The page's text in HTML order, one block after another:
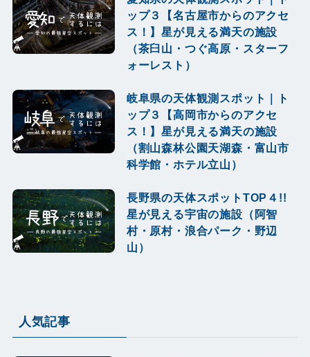
ップ３【名古屋市からのアクセ
ス！】星が見える満天の施設
（茶臼山・つぐ高原・スターフ
ォーレスト）
岐阜県の天体観測スポット｜ト
ップ３【高岡市からのアクセ
ス！】星が見える満天の施設
（割山森林公園天湖森・富山市
科学館・ホテル立山）
長野県の天体スポットTOP４!!
星が見える宇宙の施設（阿智
村・原村・浪合パーク・野辺
山）
人気記事